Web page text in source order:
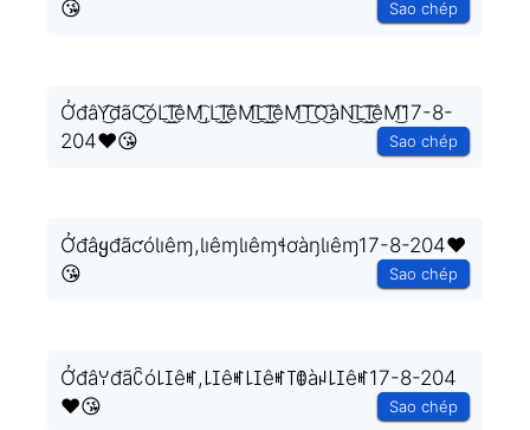
😘
Sao chép
ỞđâY͜͡đãC͜͡óL͜͡I͜͡êM͜͡,L͜͡I͜͡êM͜͡L͜͡I͜͡êM͜͡T͜͡O͜͡àN͜͡L͜͡I͜͡êM͜͡17-8-
204❤️😘
Sao chép
ỞđâყđãƈóƖıêɱ,ƖıêɱƖıêɱɬơàŋƖıêɱ17-8-204❤️
😘
Sao chép
Ởđâꌩđãꉓó꒒ꀤêꎭ,꒒ꀤêꎭ꒒ꀤêꎭ꓄ꂦàꈤ꒒ꀤêꎭ17-8-204
❤️😘
Sao chép